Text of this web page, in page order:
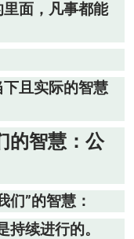
面，凡事都能
且实际的智慧
的智慧：公
”的智慧：
续进行的。